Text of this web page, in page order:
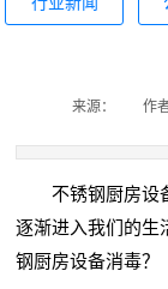
来源： 作
不锈钢厨房设备
逐渐进入我们的生
钢厨房设备消毒？